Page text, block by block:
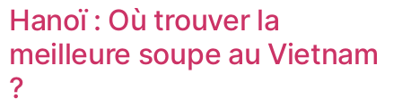
Hanoï : Où trouver la
meilleure soupe au Vietnam
?